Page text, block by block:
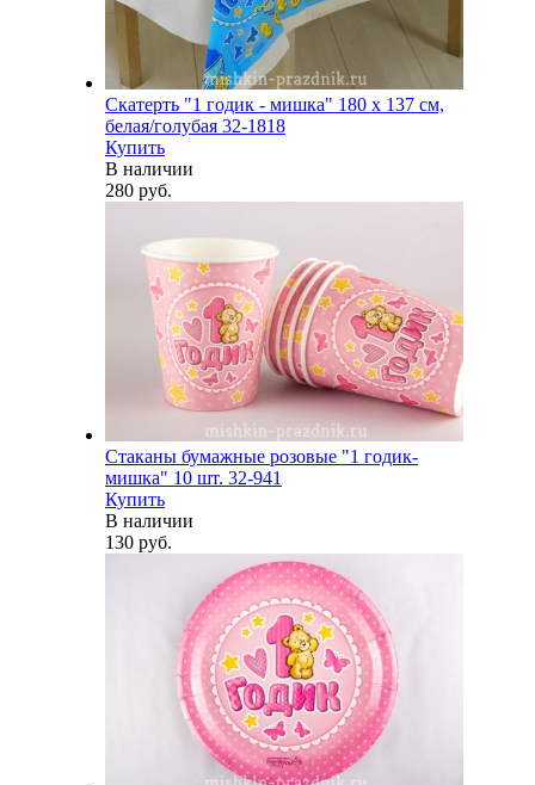
Скатерть "1 годик - мишка" 180 х 137 см,
белая/голубая 32-1818
Купить
В наличии
280 руб.
Стаканы бумажные розовые "1 годик-
мишка" 10 шт. 32-941
Купить
В наличии
130 руб.